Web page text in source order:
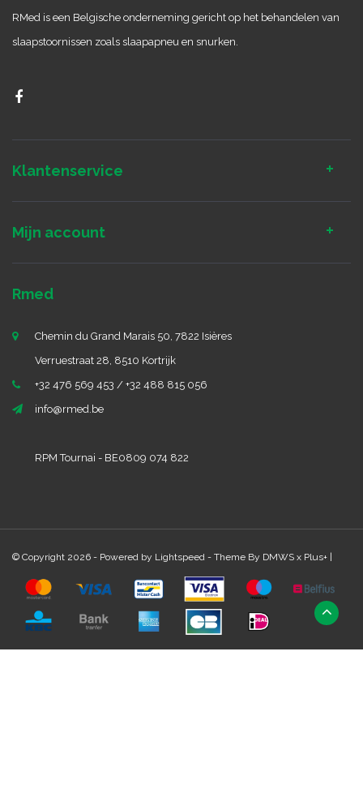
RMed is een Belgische onderneming gericht op het behandelen van
slaapstoornissen zoals slaapapneu en snurken.
Klantenservice
Mijn account
Rmed
Chemin du Grand Marais 50, 7822 Isières
Verruestraat 28, 8510 Kortrijk
+32 476 569 453 / +32 488 815 056
info@rmed.be
RPM Tournai - BE0809 074 822
© Copyright 2026 - Powered by Lightspeed - Theme By DMWS x Plus+